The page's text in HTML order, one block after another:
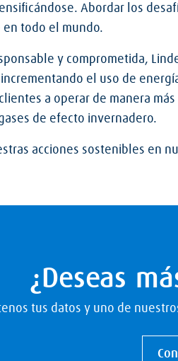
Abordar los
en todo el mundo.
y comprometida,
el uso de
a operar de manera
de efecto invernadero.
acciones sostenibles en
¿Deseas
tus datos y uno de